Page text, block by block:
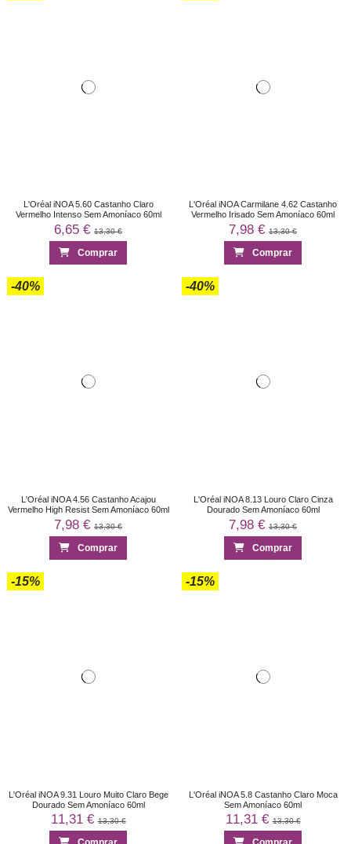
L'Oréal iNOA 5.60 Castanho Claro
Vermelho Intenso Sem Amoníaco 60ml
6,65 € 13,30 €
Comprar
L'Oréal iNOA Carmilane 4.62 Castanho
Vermelho Irisado Sem Amoníaco 60ml
7,98 € 13,30 €
Comprar
-40%
L'Oréal iNOA 4.56 Castanho Acajou
Vermelho High Resist Sem Amoníaco 60ml
7,98 € 13,30 €
Comprar
-40%
L'Oréal iNOA 8.13 Louro Claro Cinza
Dourado Sem Amoníaco 60ml
7,98 € 13,30 €
Comprar
-15%
L'Oréal iNOA 9.31 Louro Muito Claro Bege
Dourado Sem Amoníaco 60ml
11,31 €13,30 €
-15%
L'Oréal iNOA 5.8 Castanho Claro Moca
Sem Amoníaco 60ml
11,31 €13,30 €